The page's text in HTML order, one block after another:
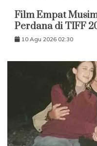
Film Empat
Perdana di TIFF
10 Agu 2026 02:30